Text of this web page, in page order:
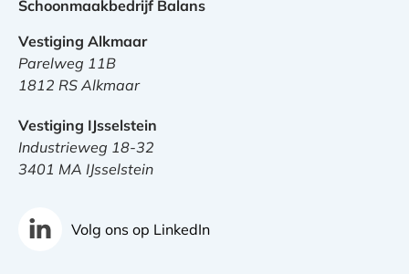
Schoonmaakbedrijf Balans
Vestiging Alkmaar
Parelweg 11B
1812 RS Alkmaar
Vestiging IJsselstein
Industrieweg 18-32
3401 MA IJsselstein
Volg ons op LinkedIn